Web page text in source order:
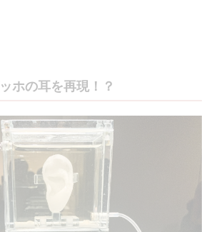
ホの耳を再現！？